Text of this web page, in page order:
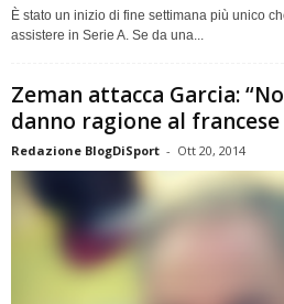
È stato un inizio di fine settimana più unico
assistere in Serie A. Se da una...
Zeman attacca Garcia:
danno ragione al francese
Redazione BlogDiSport - Ott 20, 2014